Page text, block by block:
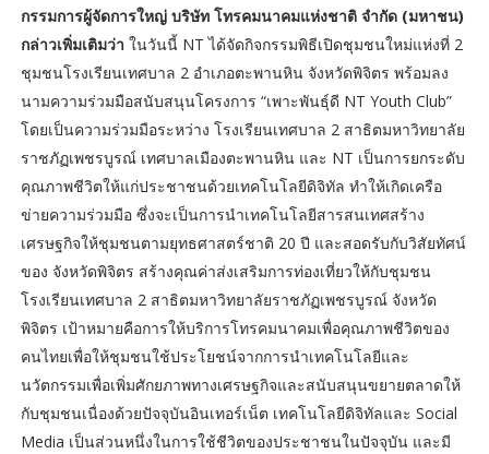
กรรมการผู้จัดการใหญ่ บริษัท โทรคมนาคมแห่งชาติ จำกัด (มหาชน)
กล่าวเพิ่มเติมว่า ในวันนี้ NT ได้จัดกิจกรรมพิธีเปิดชุมชนใหม่แห่งที่ 2
ชุมชนโรงเรียนเทศบาล 2 อำเภอตะพานหิน จังหวัดพิจิตร พร้อมลง
นามความร่วมมือสนับสนุนโครงการ “เพาะพันธุ์ดี NT Youth Club”
โดยเป็นความร่วมมือระหว่าง โรงเรียนเทศบาล 2 สาธิตมหาวิทยาลัย
ราชภัฏเพชรบูรณ์ เทศบาลเมืองตะพานหิน และ NT เป็นการยกระดับ
คุณภาพชีวิตให้แก่ประชาชนด้วยเทคโนโลยีดิจิทัล ทำให้เกิดเครือ
ข่ายความร่วมมือ ซึ่งจะเป็นการนำเทคโนโลยีสารสนเทศสร้าง
เศรษฐกิจให้ชุมชนตามยุทธศาสตร์ชาติ 20 ปี และสอดรับกับวิสัยทัศน์
ของ จังหวัดพิจิตร สร้างคุณค่าส่งเสริมการท่องเที่ยวให้กับชุมชน
โรงเรียนเทศบาล 2 สาธิตมหาวิทยาลัยราชภัฏเพชรบูรณ์ จังหวัด
พิจิตร เป้าหมายคือการให้บริการโทรคมนาคมเพื่อคุณภาพชีวิตของ
คนไทยเพื่อให้ชุมชนใช้ประโยชน์จากการนำเทคโนโลยีและ
นวัตกรรมเพื่อเพิ่มศักยภาพทางเศรษฐกิจและสนับสนุนขยายตลาดให้
กับชุมชนเนื่องด้วยปัจจุบันอินเทอร์เน็ต เทคโนโลยีดิจิทัลและ Social
Media เป็นส่วนหนึ่งในการใช้ชีวิตของประชาชนในปัจจุบัน และมี